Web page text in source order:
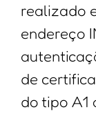
realizado
endereço
de
do tipo A1